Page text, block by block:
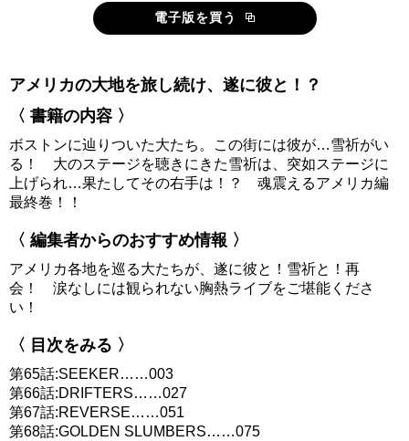
電子版を買う
アメリカの大地を旅し続け、遂に彼と！？
〈 書籍の内容 〉
ボストンに辿りついた大たち。この街には彼が…雪祈がい
る！ 大のステージを聴きにきた雪祈は、突如ステージに
上げられ…果たしてその右手は！？ 魂震えるアメリカ編
最終巻！！
〈 編集者からのおすすめ情報 〉
アメリカ各地を巡る大たちが、遂に彼と！雪祈と！再
会！ 涙なしには観られない胸熱ライブをご堪能くださ
い！
〈 目次をみる 〉
第65話:SEEKER……003
第66話:DRIFTERS……027
第67話:REVERSE……051
第68話:GOLDEN SLUMBERS……075